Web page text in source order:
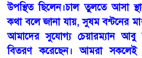
উপস্থিত ছিলেন।চাল তুলতে আসা
কথা বলে জানা যায়, সুষম বন্টনের
আমাদের সুযোগ্য চেয়ারম্যান আবু
বিতরণ করেছেন। আমরা